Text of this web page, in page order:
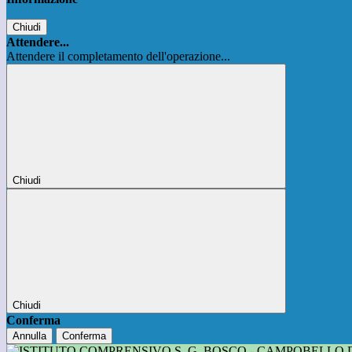
Chiudi
Attendere...
Attendere il completamento dell'operazione...
Chiudi
Chiudi
Conferma
Annulla Conferma